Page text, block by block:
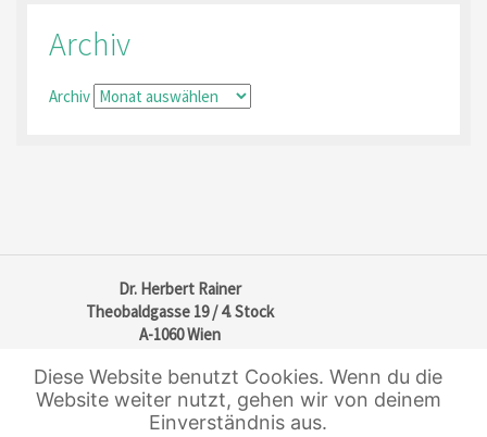
Archiv
Archiv
Dr. Herbert Rainer
Theobaldgasse 19 / 4. Stock
A-1060 Wien
Fax: +43 (1)513 47 67
Mail: office@real-law.at
Impressum
Diese Website benutzt Cookies. Wenn du die
Website weiter nutzt, gehen wir von deinem
Einverständnis aus.